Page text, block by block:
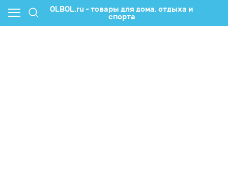
OLBOL.ru - товары для дома, отдыха и
спорта